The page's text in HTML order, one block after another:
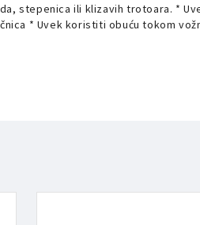
stepenica ili klizavih trotoara. *
* Uvek koristiti obuću tokom